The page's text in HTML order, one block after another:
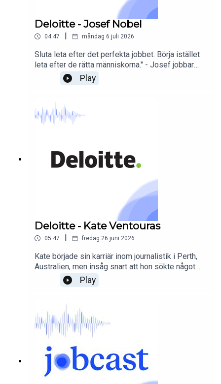
Deloitte - Josef Nobel
04:47 måndag 6 juli 2026
Sluta leta efter det perfekta jobbet. Börja istället
leta efter de rätta människorna." - Josef jobbar
idag inom Cyber på Deloitte och delar i detta
avsnitt med sig av sin resa till Deloitte som
människor.
Play
Deloitte - Kate Ventouras
05:47 fredag 26 juni 2026
Kate började sin karriär inom journalistik i Perth,
Australien, men insåg snart att hon sökte något
annat. Genom roller inom marknadsföring, reklam
och change management har hon byggt en karriär
och nu till Stockholm. I sitt sommarprat berättar
hon om hur man navigerar karriärväxling och hittar
sin plats i en global organisation.
https://www.deloitte.com/se/sv/careers/deloitte
-life/impact-every-day/karriar-pa-deloitte.html
Play